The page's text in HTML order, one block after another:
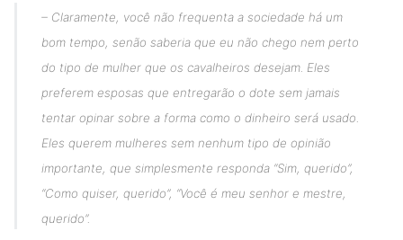
– Claramente, você não frequenta a sociedade há um
bom tempo, senão saberia que eu não chego nem perto
do tipo de mulher que os cavalheiros desejam. Eles
preferem esposas que entregarão o dote sem jamais
tentar opinar sobre a forma como o dinheiro será usado.
Eles querem mulheres sem nenhum tipo de opinião
importante, que simplesmente responda “Sim, querido”,
“Como quiser, querido”, “Você é meu senhor e mestre,
querido”.